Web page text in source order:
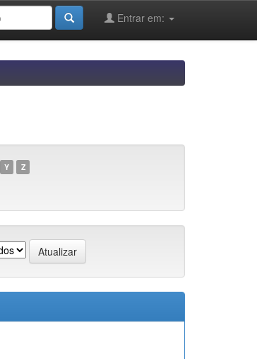
Entrar em:
Y Z